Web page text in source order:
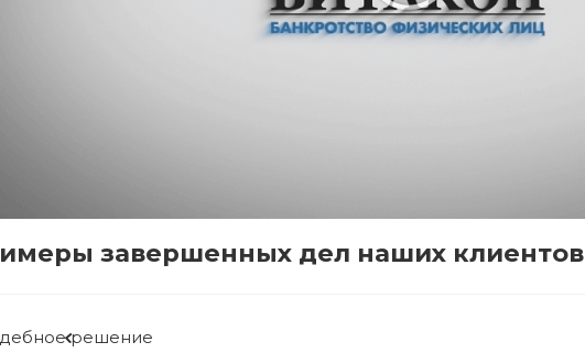
завершенных дел наших клиентов
решение